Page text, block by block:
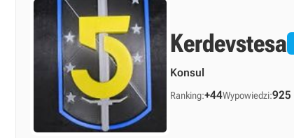
Kerdevstesa
Konsul
Ranking:+44Wypowiedzi:925